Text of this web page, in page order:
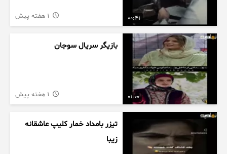
00:41
01:00
بازیگر سریال سوجان
تیزر بامداد خمار کلیپ عاشقانه
زیبا